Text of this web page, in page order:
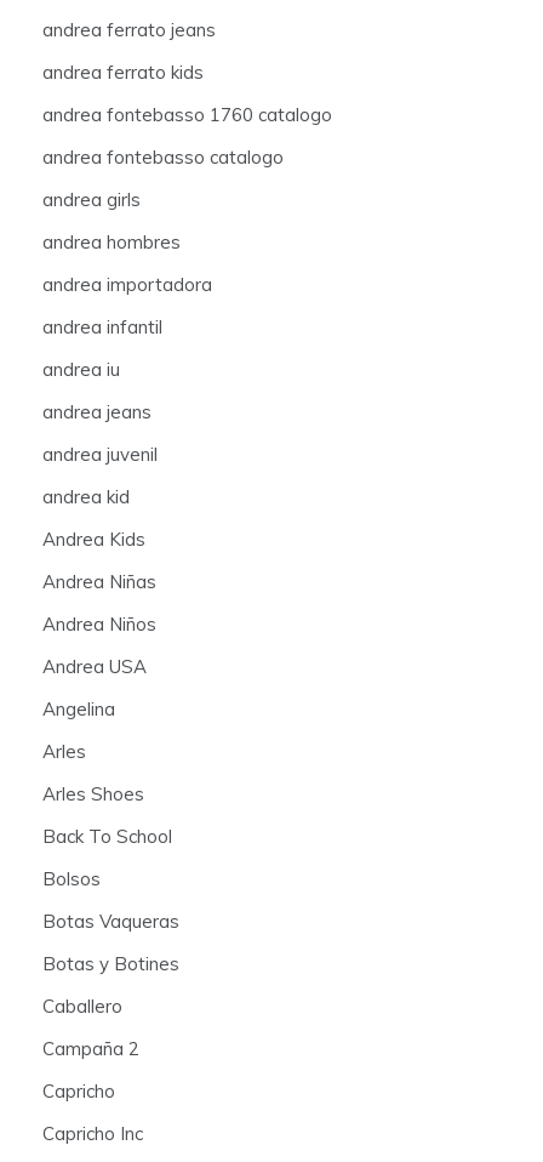
andrea ferrato jeans
andrea ferrato kids
andrea fontebasso 1760 catalogo
andrea fontebasso catalogo
andrea girls
andrea hombres
andrea importadora
andrea infantil
andrea iu
andrea jeans
andrea juvenil
andrea kid
Andrea Kids
Andrea Niñas
Andrea Niños
Andrea USA
Angelina
Arles
Arles Shoes
Back To School
Bolsos
Botas Vaqueras
Botas y Botines
Caballero
Campaña 2
Capricho
Capricho Inc